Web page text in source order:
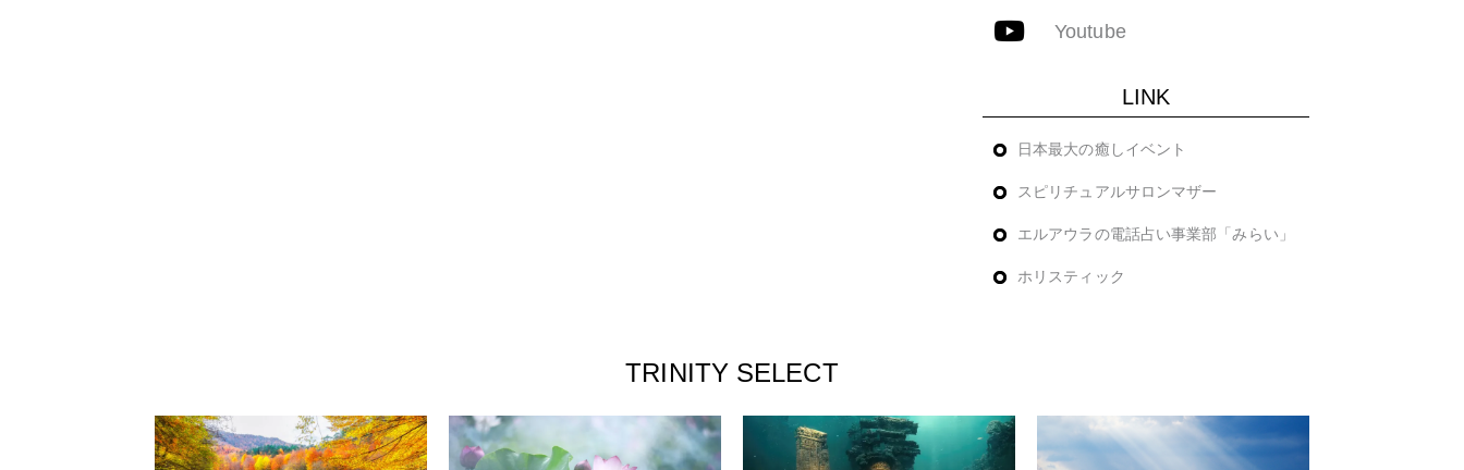
Youtube
LINK
日本最大の癒しイベント
スピリチュアルサロンマザー
エルアウラの電話占い事業部「みらい」
ホリスティック
TRINITY SELECT